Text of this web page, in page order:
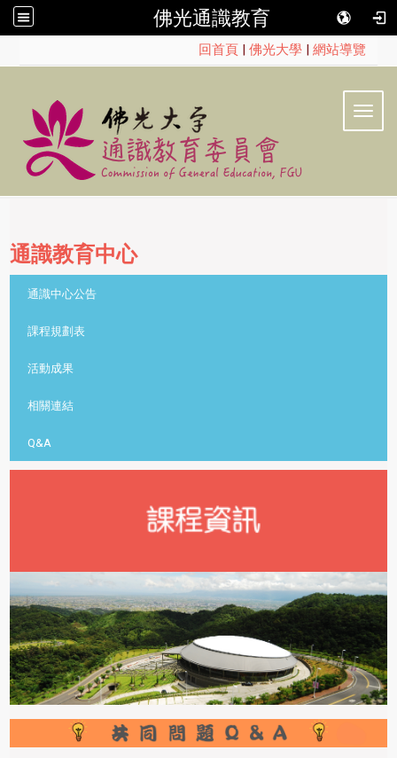
佛光通識教育
回首頁| 佛光大學| 網站導覽
通識教育中心
通識中心公告
課程規劃表
活動成果
相關連結
Q&A